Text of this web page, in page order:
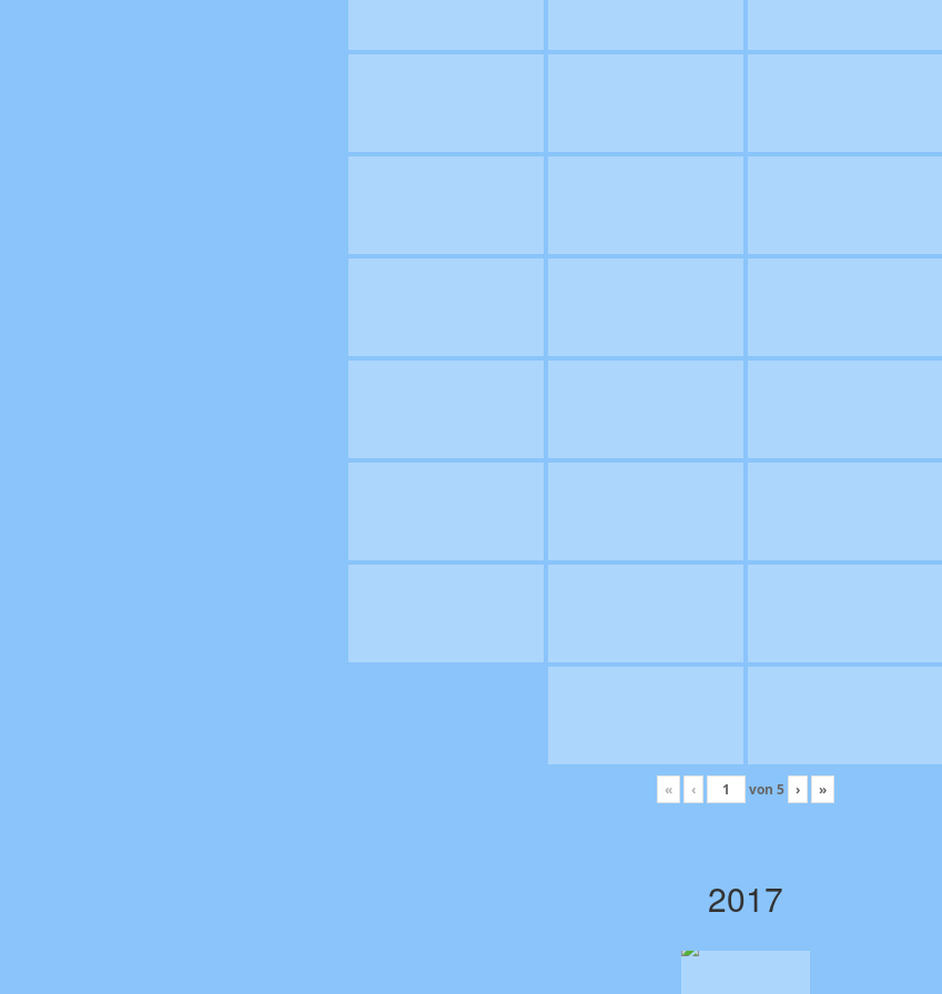
« ‹ von 5 › »
2017